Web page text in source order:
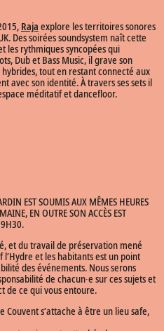
Raja explore les territoires sonores
Des soirées soundsystem naît cette
les rythmiques syncopées qui
Dub et Bass Music, il grave son
tout en restant connecté aux
avec son identité. À travers ses sets il
méditatif et dancefloor.
EST SOUMIS AUX MÊMES HEURES
EN OUTRE SON ACCÈS EST
et du travail de préservation mené
et les habitants est un point
des événements. Nous serons
de chacun∙e sur ces sujets et
de ce qui vous entoure.
Couvent s’attache à être un lieu safe,